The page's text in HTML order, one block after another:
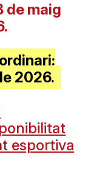
de maig
2026.
esportiva